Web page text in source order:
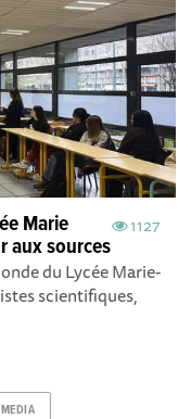
1127
Marie
aux sources
du Lycée Marie-
scientifiques,
MEDIA